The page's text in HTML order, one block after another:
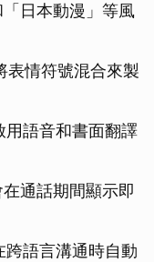
日本動漫」等風
表情符號混合來製
用語音和書面翻譯
通話期間顯示即
跨語言溝通時自動